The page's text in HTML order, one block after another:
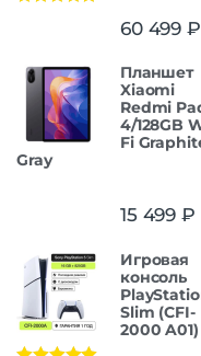
60 499 ₽
Планшет
Xiaomi
Redmi
4/128GB
Fi
Gray
15 499 ₽
Игровая
консоль
Slim (CFI-
2000 A01)